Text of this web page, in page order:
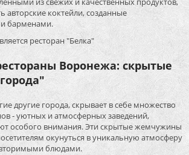
авторские коктейли, созданные
барменами.
ресторан "Белка"
Воронежа: скрытые
другие города, скрывает в себе множество
- уютных и атмосферных заведений,
особого внимания. Эти скрытые жемчужины
окунуться в уникальную атмосферу
блюдами.